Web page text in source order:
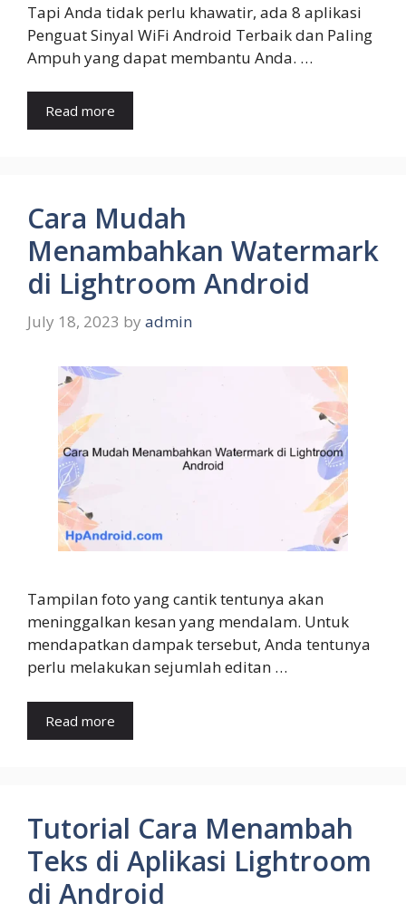
Tapi Anda tidak perlu khawatir, ada 8 aplikasi
Penguat Sinyal WiFi Android Terbaik dan Paling
Ampuh yang dapat membantu Anda. …
Read more
Cara Mudah
Menambahkan Watermark
di Lightroom Android
July 18, 2023 by admin
Tampilan foto yang cantik tentunya akan
meninggalkan kesan yang mendalam. Untuk
mendapatkan dampak tersebut, Anda tentunya
perlu melakukan sejumlah editan …
Read more
Tutorial Cara Menambah
Teks di Aplikasi Lightroom
di Android